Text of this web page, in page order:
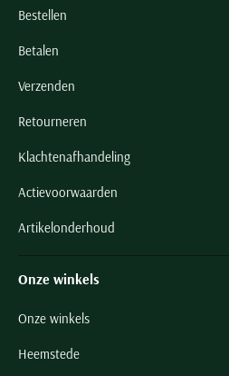
Bestellen
Betalen
Verzenden
Retourneren
Klachtenafhandeling
Actievoorwaarden
Artikelonderhoud
Onze winkels
Onze winkels
Heemstede